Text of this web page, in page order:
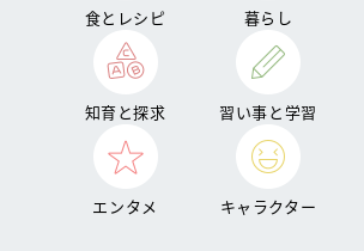
食とレシピ 暮らし
知育と探求 習い事と学習
エンタメ キャラクター